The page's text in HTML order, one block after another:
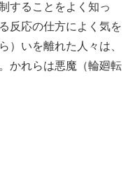
することをよく知っ
反応の仕方によく気を
）いを離れた人々は、
かれらは悪魔（輪廻転